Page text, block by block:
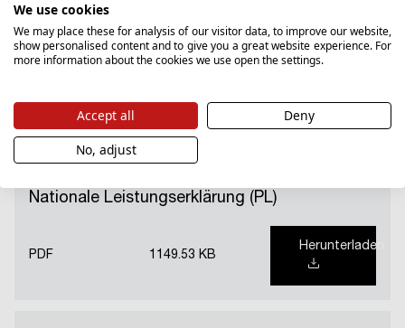
Garantieschein
Nationale Leistungserklärung (PL)
PDF 1149.53 KB
Herunterladen
We use cookies
We may place these for analysis of our visitor data, to improve our website,
show personalised content and to give you a great website experience. For
more information about the cookies we use open the settings.
Accept all
Deny
No, adjust